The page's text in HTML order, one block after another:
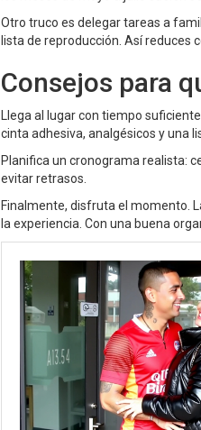
Otro truco es delegar tareas a
lista de reproducción. Así reduces
Consejos para
Llega al lugar con tiempo
cinta adhesiva, analgésicos y una
Planifica un cronograma realista:
evitar retrasos.
Finalmente, disfruta el momento.
la experiencia. Con una buena